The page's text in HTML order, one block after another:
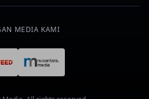
MEDIA KAMI